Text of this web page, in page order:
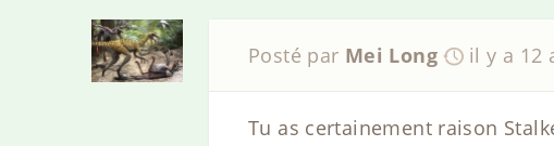
Posté par Mei Long il y a 12
Tu as certainement raison